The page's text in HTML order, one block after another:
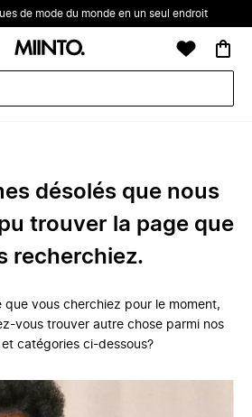
de mode du monde en un seul endroit
désolés que nous
trouver la page que
recherchiez.
que vous cherchiez pour le moment,
vous trouver autre chose parmi nos
catégories ci-dessous?